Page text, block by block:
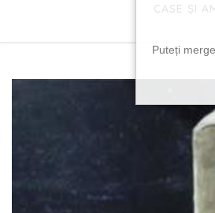
CASE ȘI
Puteți